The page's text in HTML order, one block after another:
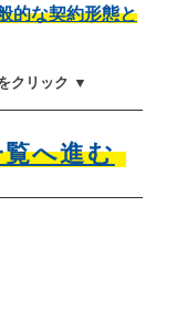
的な契約形態と
クリック ▼
へ進む